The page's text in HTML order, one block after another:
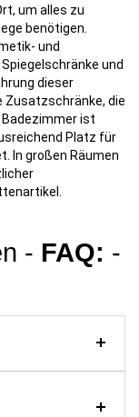
um alles zu
benötigen.
und
und
dieser
Zusatzschränke, die
ist
Platz für
In großen Räumen
- FAQ: -